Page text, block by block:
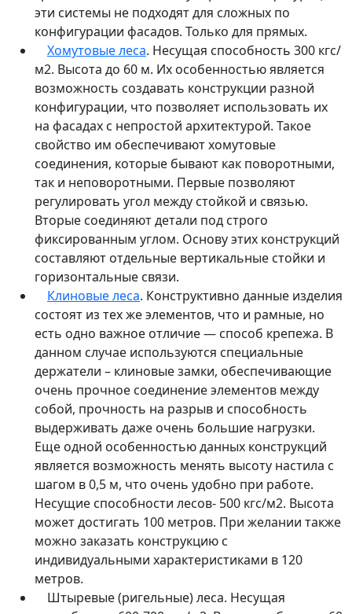
эти системы не подходят для сложных по
конфигурации фасадов. Только для прямых.
Хомутовые леса. Несущая способность 300 кгс/
м2. Высота до 60 м. Их особенностью является
возможность создавать конструкции разной
конфигурации, что позволяет использовать их
на фасадах с непростой архитектурой. Такое
свойство им обеспечивают хомутовые
соединения, которые бывают как поворотными,
так и неповоротными. Первые позволяют
регулировать угол между стойкой и связью.
Вторые соединяют детали под строго
фиксированным углом. Основу этих конструкций
составляют отдельные вертикальные стойки и
горизонтальные связи.
Клиновые леса. Конструктивно данные изделия
состоят из тех же элементов, что и рамные, но
есть одно важное отличие — способ крепежа. В
данном случае используются специальные
держатели – клиновые замки, обеспечивающие
очень прочное соединение элементов между
собой, прочность на разрыв и способность
выдерживать даже очень большие нагрузки.
Еще одной особенностью данных конструкций
является возможность менять высоту настила с
шагом в 0,5 м, что очень удобно при работе.
Несущие способности лесов- 500 кгс/м2. Высота
может достигать 100 метров. При желании также
можно заказать конструкцию с
индивидуальными характеристиками в 120
метров.
Штыревые (ригельные) леса. Несущая